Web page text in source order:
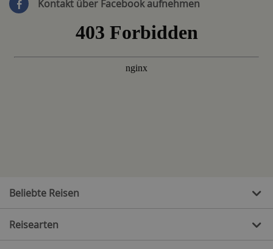
Kontakt über Facebook aufnehmen
Beliebte Reisen
Reisearten